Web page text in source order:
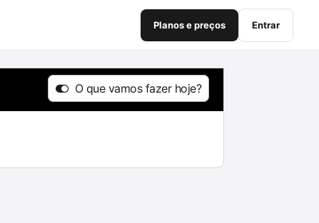
Planos e preços Entrar
O que vamos fazer hoje?